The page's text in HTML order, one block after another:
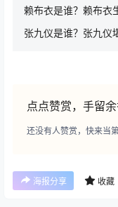
赖布衣是谁？赖布衣
张九仪是谁？张九仪
点点赞赏，手留
还没有人赞赏，快来当
海报分享 收藏